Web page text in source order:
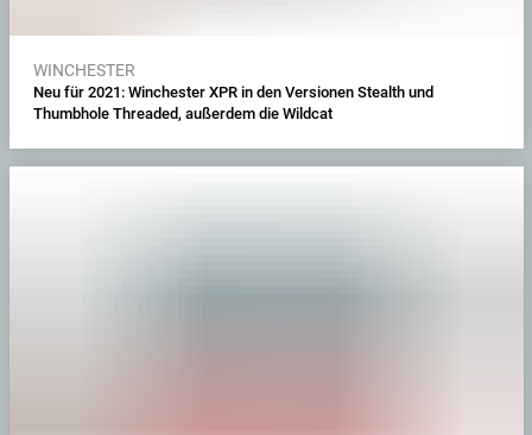
WINCHESTER
Neu für 2021: Winchester XPR in den Versionen Stealth und
Thumbhole Threaded, außerdem die Wildcat